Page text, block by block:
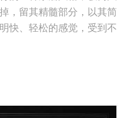
，留其精髓部分，以其简
快、轻松的感觉，受到不